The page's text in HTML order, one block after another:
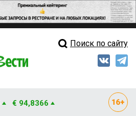
Свежий выпускПоиск по сайту
€ 94,8366